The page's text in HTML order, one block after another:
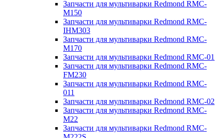
Запчасти для мультиварки Redmond RMC-
M150
Запчасти для мультиварки Redmond RMC-
IHM303
Запчасти для мультиварки Redmond RMC-
M170
Запчасти для мультиварки Redmond RMC-01
Запчасти для мультиварки Redmond RMC-
FM230
Запчасти для мультиварки Redmond RMC-
011
Запчасти для мультиварки Redmond RMC-02
Запчасти для мультиварки Redmond RMC-
M22
Запчасти для мультиварки Redmond RMC-